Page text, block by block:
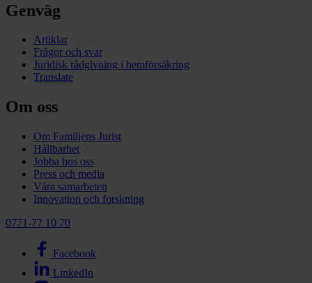
Genväg
Artiklar
Frågor och svar
Juridisk rådgivning i hemförsäkring
Translate
Om oss
Om Familjens Jurist
Hållbarhet
Jobba hos oss
Press och media
Våra samarbeten
Innovation och forskning
0771-77 10 70
Facebook
LinkedIn